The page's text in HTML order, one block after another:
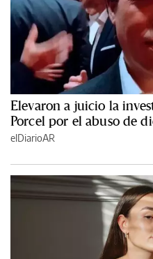
Elevaron a juicio la
Porcel por el abuso de
elDiarioAR